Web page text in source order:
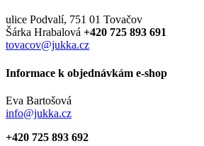
ulice Podvalí, 751 01 Tovačov
Šárka Hrabalová +420 725 893 691
tovacov@jukka.cz
Informace k objednávkám e-shop
Eva Bartošová
info@jukka.cz
+420 725 893 692